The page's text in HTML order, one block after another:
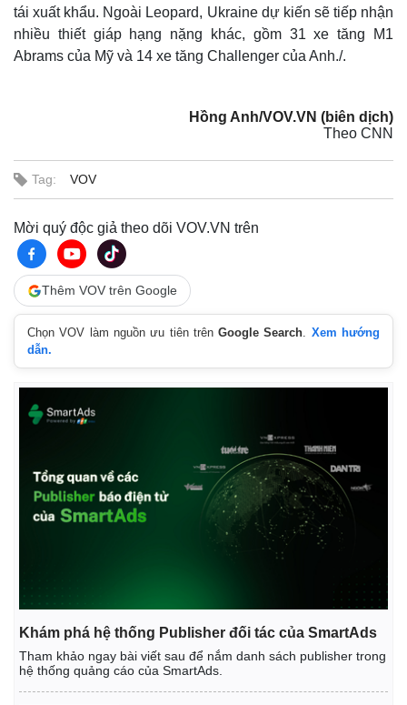
Thế giới
Quan sát
Cuộc sống đó đây
Multimedia
Video
Ảnh
E-Magazine
Infographic
tái xuất khẩu. Ngoài Leopard, Ukraine dự kiến sẽ tiếp nhận
nhiều thiết giáp hạng nặng khác, gồm 31 xe tăng M1
Abrams của Mỹ và 14 xe tăng Challenger của Anh./.
Hồng Anh/VOV.VN (biên dịch)
Theo CNN
Tag: VOV
Mời quý độc giả theo dõi VOV.VN trên
Thêm VOV trên Google
Chọn VOV làm nguồn ưu tiên trênGoogle Search. Xem hướng
dẫn.
Khám phá hệ thống Publisher đối tác của SmartAds
Tham khảo ngay bài viết sau để nắm danh sách publisher trong
hệ thống quảng cáo của SmartAds.